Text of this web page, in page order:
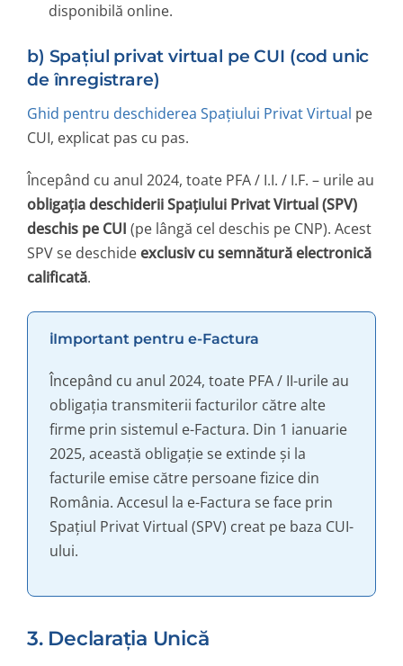
disponibilă online.
b) Spațiul privat virtual pe CUI (cod unic
de înregistrare)
Ghid pentru deschiderea Spațiului Privat Virtual pe
CUI, explicat pas cu pas.
Începând cu anul 2024, toate PFA / I.I. / I.F. – urile au
obligația deschiderii Spațiului Privat Virtual (SPV)
deschis pe CUI (pe lângă cel deschis pe CNP). Acest
SPV se deschideexclusiv cu semnătură electronică
calificată.
Important pentru e-Factura
Începând cu anul 2024, toate PFA / II-urile au
obligația transmiterii facturilor către alte
firme prin sistemul e-Factura. Din 1 ianuarie
2025, această obligație se extinde și la
facturile emise către persoane fizice din
România. Accesul la e-Factura se face prin
Spațiul Privat Virtual (SPV) creat pe baza CUI-
ului.
3. Declarația Unică